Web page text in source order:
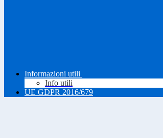
Informazioni utili
Info utili
UE GDPR 2016/679